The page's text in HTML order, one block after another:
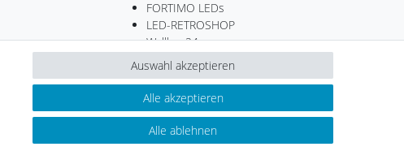
FORTIMO LEDs
LED-RETROSHOP
Wallbox24
Vertrag widerrufen Kontakt
Alle akzeptieren
Alle ablehnen
Auswahl akzeptieren